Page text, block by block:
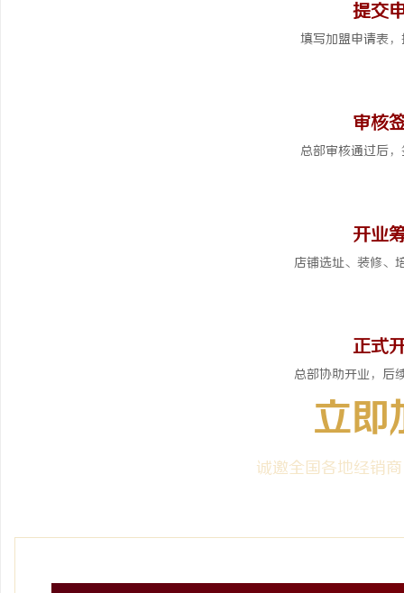
提交
填写加盟申请表
审核
总部审核通过后
开业
店铺选址、装修、
正式
总部协助开业，后
立即
诚邀全国各地经销